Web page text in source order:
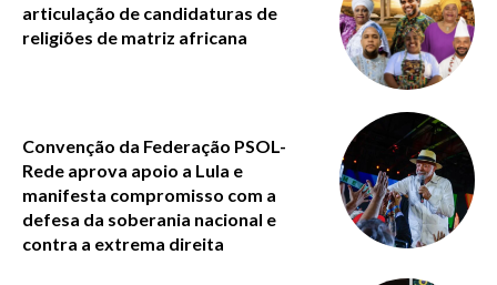
articulação de candidaturas de
religiões de matriz africana
Convenção da Federação PSOL-
Rede aprova apoio a Lula e
manifesta compromisso com a
defesa da soberania nacional e
contra a extrema direita